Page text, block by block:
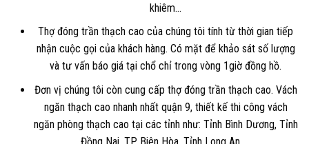
khiêm…
Thợ đóng trần thạch cao của chúng tôi tính từ thời gian tiếp
nhận cuộc gọi của khách hàng. Có mặt để khảo sát số lượng
và tư vấn báo giá tại chổ chỉ trong vòng 1giờ đồng hồ.
Đơn vị chúng tôi còn cung cấp thợ đóng trần thạch cao. Vách
ngăn thạch cao nhanh nhất quận 9, thiết kế thi công vách
ngăn phòng thạch cao tại các tỉnh như: Tỉnh Bình Dương, Tỉnh